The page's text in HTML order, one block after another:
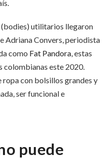
utilitarios llegaron
Adriana Convers, periodista
como Fat Pandora, estas
colombianas este 2020.
ropa con bolsillos grandes y
ser funcional e
puede